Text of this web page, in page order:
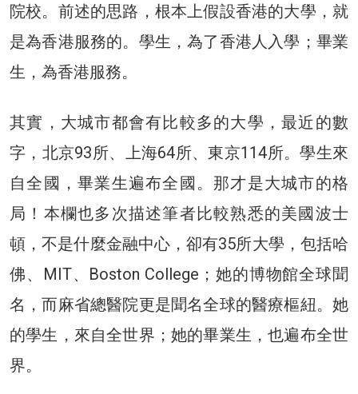
院校。前述的思路，根本上假設香港的大學，就
是為香港服務的。學生，為了香港人入學；畢業
生，為香港服務。
其實，大城市都會有比較多的大學，最近的數
字，北京93所、上海64所、東京114所。學生來
自全國，畢業生遍布全國。那才是大城市的格
局！本欄也多次描述筆者比較熟悉的美國波士
頓，不是什麼金融中心，卻有35所大學，包括哈
佛、MIT、Boston College；她的博物館全球聞
名，而麻省總醫院更是聞名全球的醫療樞紐。她
的學生，來自全世界；她的畢業生，也遍布全世
界。